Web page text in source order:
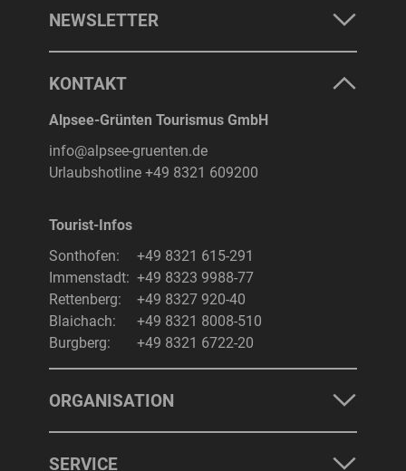
NEWSLETTER
KONTAKT
Alpsee-Grünten Tourismus GmbH
info@alpsee-gruenten.de
Urlaubshotline +49 8321 609200
Tourist-Infos
Sonthofen:
+49 8321 615-291
Immenstadt: +49 8323 9988-77
Rettenberg:
+49 8327 920-40
Blaichach:
+49 8321 8008-510
Burgberg:
+49 8321 6722-20
ORGANISATION
SERVICE